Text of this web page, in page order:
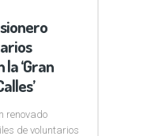
‘Gran
renovado
de voluntarios